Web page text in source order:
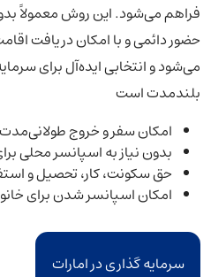
فراهم می‌شود. این روش معمولاً
حضور دائمی و با امکان دریافت
می‌شود و انتخابی ایده‌آل برای
بلندمدت است
امکان سفر و خروج
بدون نیاز به اسپانسر محلی
حق سکونت، کار، تحصیل و
امکان اسپانسر شدن برای
سرمایه گذاری در امارات